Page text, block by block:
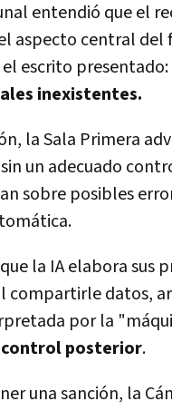
entendió que el
aspecto central del
escrito presentado:
inexistentes.
la Sala Primera
un adecuado
sobre posibles
la IA elabora sus
compartirle datos,
por la
control posterior.
una sanción, la